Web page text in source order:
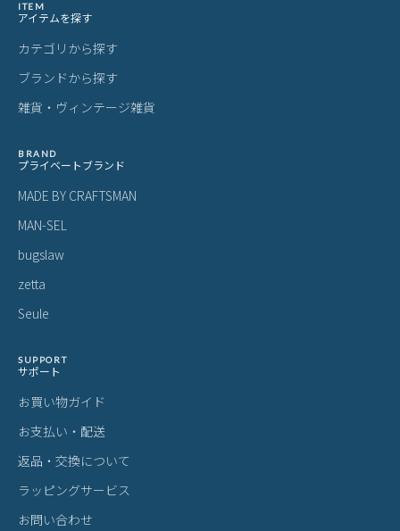
ITEM
アイテムを探す
カテゴリから探す
ブランドから探す
雑貨・ヴィンテージ雑貨
BRAND
プライベートブランド
MADE BY CRAFTSMAN
MAN-SEL
bugslaw
zetta
Seule
SUPPORT
サポート
お買い物ガイド
お支払い・配送
返品・交換について
ラッピングサービス
お問い合わせ